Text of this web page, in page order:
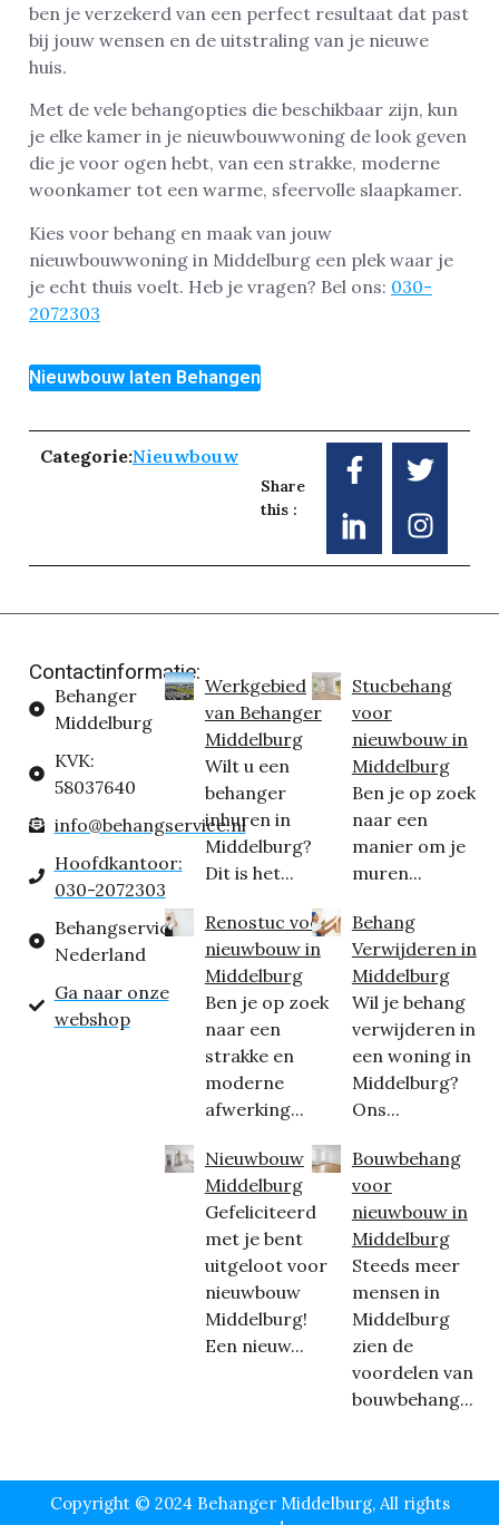
ben je verzekerd van een perfect resultaat dat past
bij jouw wensen en de uitstraling van je nieuwe
huis.
Met de vele behangopties die beschikbaar zijn, kun
je elke kamer in je nieuwbouwwoning de look geven
die je voor ogen hebt, van een strakke, moderne
woonkamer tot een warme, sfeervolle slaapkamer.
Kies voor behang en maak van jouw
nieuwbouwwoning in Middelburg een plek waar je
je echt thuis voelt. Heb je vragen? Bel ons: 030-
2072303
Nieuwbouw laten Behangen
Categorie:Nieuwbouw
Share
this :
Contactinformatie:
Behanger
Middelburg
KVK:
58037640
info@behangservice.nl
Hoofdkantoor:
030-2072303
Behangservice
Nederland
Ga naar onze
webshop
Werkgebied
van Behanger
Middelburg
Wilt u een
behanger
inhuren in
Middelburg?
Dit is het...
Renostuc voor
nieuwbouw in
Middelburg
Ben je op zoek
naar een
strakke en
moderne
afwerking...
Nieuwbouw
Middelburg
Gefeliciteerd
met je bent
uitgeloot voor
nieuwbouw
Middelburg!
Een nieuw...
Stucbehang
voor
nieuwbouw in
Middelburg
Ben je op zoek
naar een
manier om je
muren...
Behang
Verwijderen in
Middelburg
Wil je behang
verwijderen in
een woning in
Middelburg?
Ons...
Bouwbehang
voor
nieuwbouw in
Middelburg
Steeds meer
mensen in
Middelburg
zien de
voordelen van
bouwbehang...
Copyright © 2024 Behanger Middelburg, All rights